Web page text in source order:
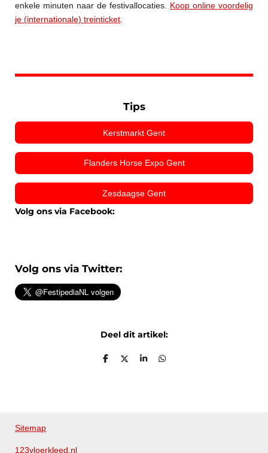
enkele minuten naar de festivallocaties. Koop online voordelig
je (internationale) treinticket
Tips
Kerstmarkt Gent
Flanders Horse Expo Gent
Zesdaagse Gent
Volg ons via Facebook:
Volg ons via Twitter:
Deel dit artikel:
D
D
S
D
Sitemap
123vloerkleed.nl